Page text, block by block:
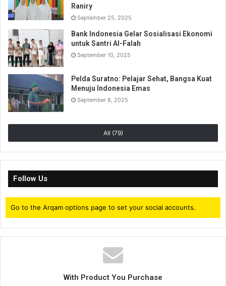
Raniry
September 25, 2025
Bank Indonesia Gelar Sosialisasi Ekonomi
untuk Santri Al-Falah
September 10, 2025
Pelda Suratno: Pelajar Sehat, Bangsa Kuat
Menuju Indonesia Emas
September 8, 2025
All (79)
Follow Us
Go to the Arqam options page to set your social accounts.
With Product You Purchase